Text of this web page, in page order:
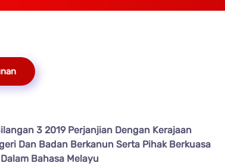
3 2019 Perjanjian Dengan Kerajaan
Dan Badan Berkanun Serta Pihak Berkuasa
Bahasa Melayu